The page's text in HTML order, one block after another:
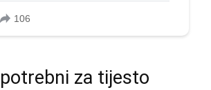
za tijesto